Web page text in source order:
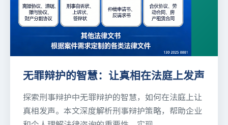
无罪辩护的智慧：让真相在法庭上发声
探索刑事辩护中无罪辩护的智慧，如何在法庭上让
真相发声。本文深度解析刑事辩护策略，帮助企业